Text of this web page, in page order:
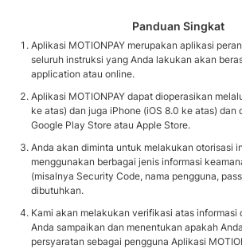
Panduan Singkat
Aplikasi MOTIONPAY merupakan aplikasi
seluruh instruksi yang Anda lakukan akan
application atau online.
Aplikasi MOTIONPAY dapat dioperasikan
ke atas) dan juga iPhone (iOS 8.0 ke atas) dan
Google Play Store atau Apple Store.
Anda akan diminta untuk melakukan otorisasi
menggunakan berbagai jenis informasi
(misalnya Security Code, nama pengguna,
dibutuhkan.
Kami akan melakukan verifikasi atas informasi
Anda sampaikan dan menentukan apakah
persyaratan sebagai pengguna Aplikasi